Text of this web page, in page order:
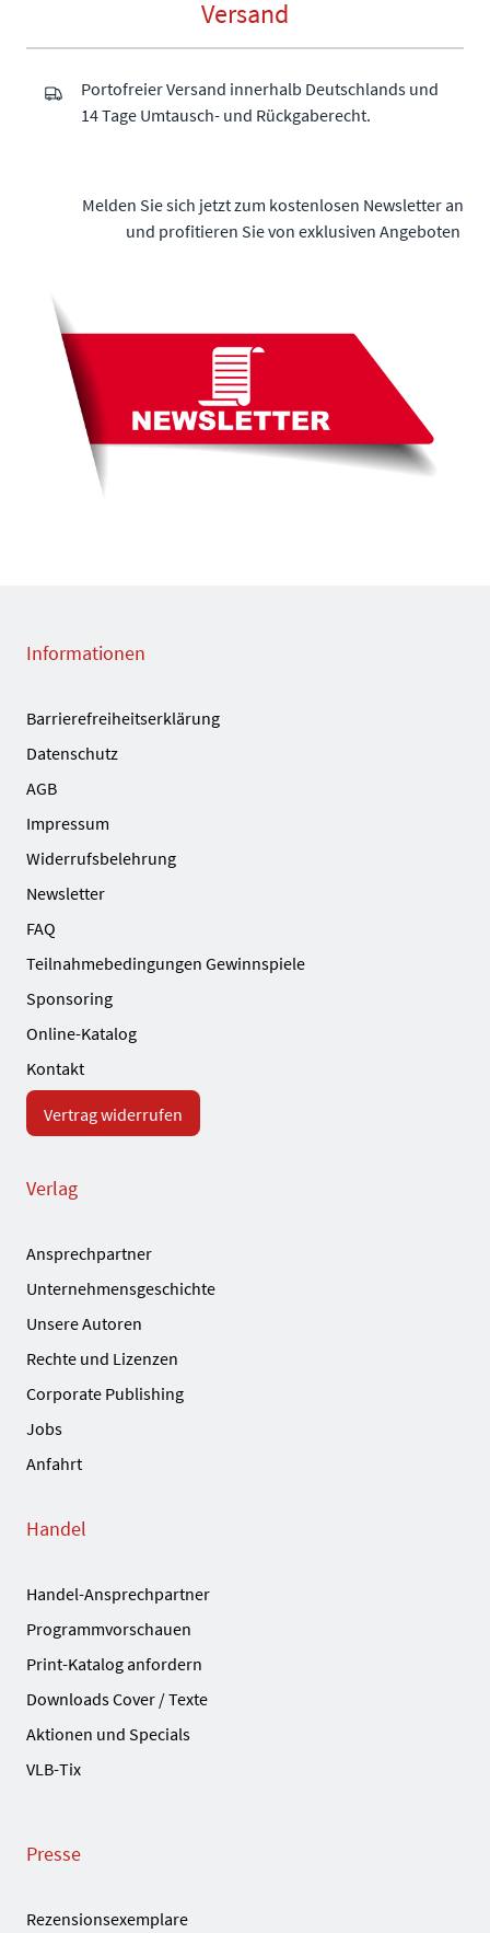
Versand
Portofreier Versand innerhalb Deutschlands und
14 Tage Umtausch- und Rückgaberecht.
Melden Sie sich jetzt zum kostenlosen Newsletter an
und profitieren Sie von exklusiven Angeboten
Informationen
Barrierefreiheitserklärung
Datenschutz
AGB
Impressum
Widerrufsbelehrung
Newsletter
FAQ
Teilnahmebedingungen Gewinnspiele
Sponsoring
Online-Katalog
Kontakt
Vertrag widerrufen
Verlag
Ansprechpartner
Unternehmensgeschichte
Unsere Autoren
Rechte und Lizenzen
Corporate Publishing
Jobs
Anfahrt
Handel
Handel-Ansprechpartner
Programmvorschauen
Print-Katalog anfordern
Downloads Cover / Texte
Aktionen und Specials
VLB-Tix
Presse
Rezensionsexemplare